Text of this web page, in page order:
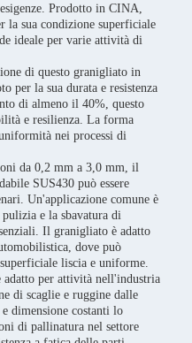
Prodotto in CINA,
la sua condizione superficiale
ideale per varie attività di
di questo granigliato in
per la sua durata e resistenza
di almeno il 40%, questo
e resilienza. La forma
nei processi di
da 0,2 mm a 3,0 mm, il
SUS430 può essere
Un'applicazione comune è
e la sbavatura di
Il granigliato è adatto
dove può
liscia e uniforme.
per attività nell'industria
di scaglie e ruggine dalle
dimensione costanti lo
di pallinatura nel settore